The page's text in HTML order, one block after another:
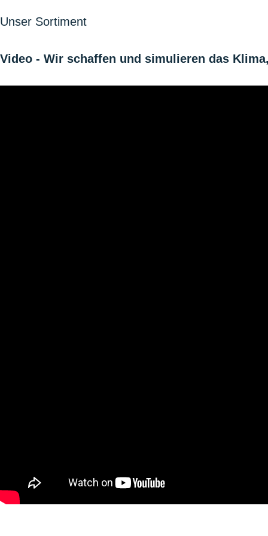
Unser Sortiment
Video - Wir schaffen und simulieren das